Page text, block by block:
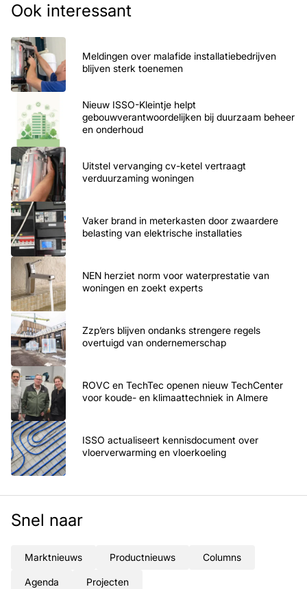
Ook interessant
Meldingen over malafide installatiebedrijven
blijven sterk toenemen
Nieuw ISSO-Kleintje helpt
gebouwverantwoordelijken bij duurzaam beheer
en onderhoud
Uitstel vervanging cv-ketel vertraagt
verduurzaming woningen
Vaker brand in meterkasten door zwaardere
belasting van elektrische installaties
NEN herziet norm voor waterprestatie van
woningen en zoekt experts
Zzp’ers blijven ondanks strengere regels
overtuigd van ondernemerschap
ROVC en TechTec openen nieuw TechCenter
voor koude- en klimaattechniek in Almere
ISSO actualiseert kennisdocument over
vloerverwarming en vloerkoeling
Snel naar
Marktnieuws Productnieuws Columns
Agenda Projecten